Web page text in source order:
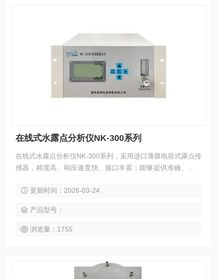
在线式水露点分析仪NK-300系列
在线式水露点分析仪NK-300系列，采用进口薄膜电容式露点传
感器，精度高、响应速度快、接口丰富；能够提供准确、可靠
含量有严格控制要求的各种在线分析场合。 仪器具有7寸液晶
求及工况定制量程及分析原理。
更新时间：2026-03-24
产品型号：
浏览量：1755